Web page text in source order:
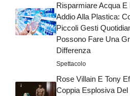
Risparmiare Acqua E
Addio Alla Plastica:
Piccoli Gesti
Possono Fare Una
Differenza
Spettacolo
Rose Villain E Tony
Coppia Esplosiva Del